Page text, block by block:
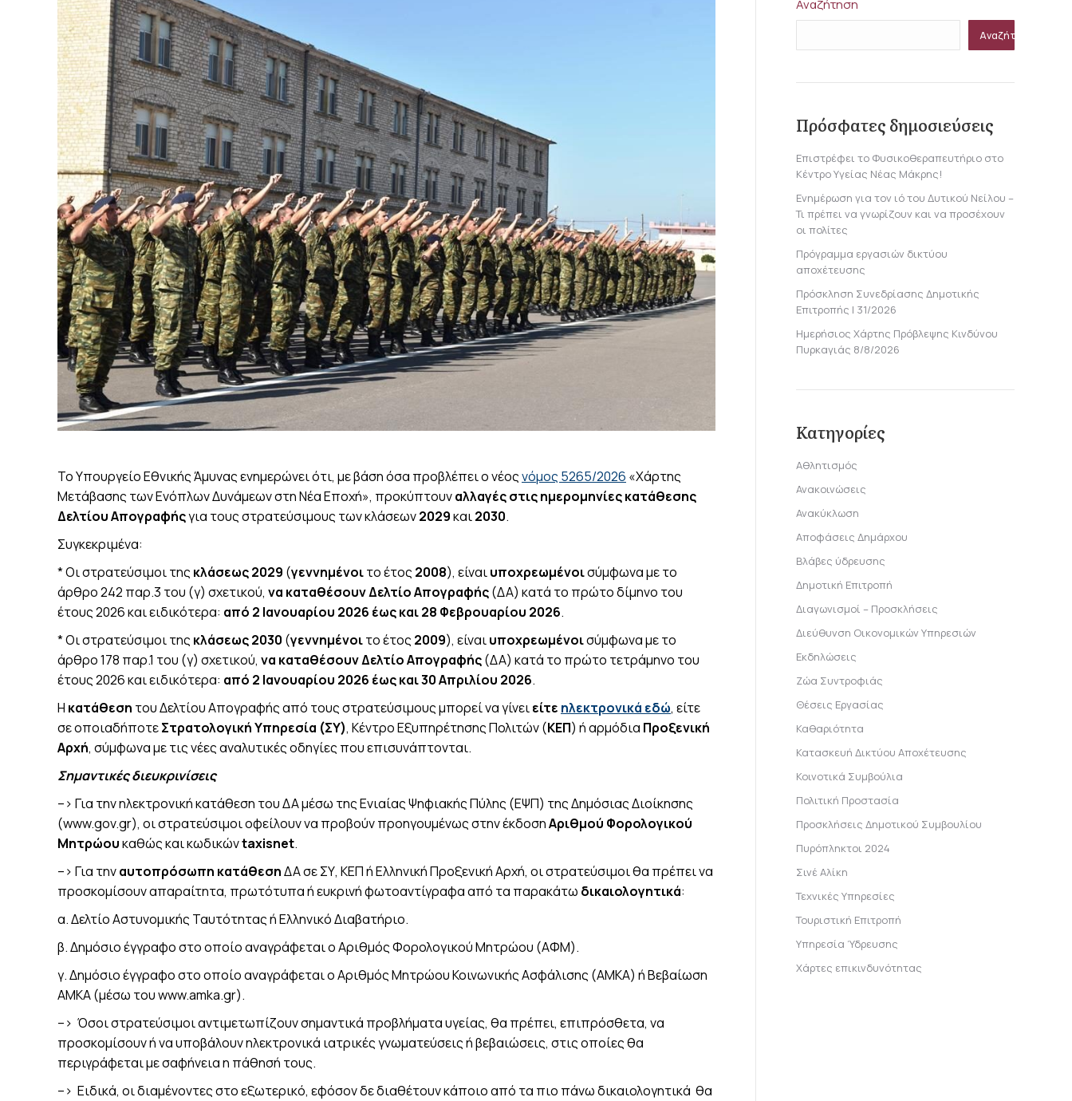
Το Υπουργείο Εθνικής Άμυνας ενημερώνει ότι, με βάση όσα προβλέπει ο νέοςνόμος 5265/2026 «Χάρτης
Μετάβασης των Ενόπλων Δυνάμεων στη Νέα Εποχή», προκύπτουναλλαγές στις ημερομηνίες κατάθεσης
Δελτίου Απογραφήςγια τους στρατεύσιμους των κλάσεων2029και2030.
Συγκεκριμένα:
* Οι στρατεύσιμοι της κλάσεως 2029 (γεννημένοιτο έτος 2008), είναιυποχρεωμένοισύμφωνα με το
άρθρο 242 παρ.3 του (γ) σχετικού, να καταθέσουν Δελτίο Απογραφής(ΔΑ) κατά το πρώτο δίμηνο του
έτους 2026 και ειδικότερα: από 2 Ιανουαρίου 2026 έως και 28 Φεβρουαρίου 2026.
* Οι στρατεύσιμοι της κλάσεως 2030 (γεννημένοιτο έτος 2009), είναιυποχρεωμένοισύμφωνα με το
άρθρο 178 παρ.1 του (γ) σχετικού, να καταθέσουν Δελτίο Απογραφής(ΔΑ) κατά το πρώτο τετράμηνο του
έτους 2026 και ειδικότερα: από 2 Ιανουαρίου 2026 έως και 30 Απριλίου 2026.
Η κατάθεση του Δελτίου Απογραφής από τους στρατεύσιμους μπορεί να γίνειείτε ηλεκτρονικά εδώ, είτε
σε οποιαδήποτεΣτρατολογική Υπηρεσία (ΣΥ), Κέντρο Εξυπηρέτησης Πολιτών (ΚΕΠ) ή αρμόδια Προξενική
Αρχή, σύμφωνα με τις νέες αναλυτικές οδηγίες που επισυνάπτονται.
Σημαντικές διευκρινίσεις
–> Για την ηλεκτρονική κατάθεση του ΔΑ μέσω της Ενιαίας Ψηφιακής Πύλης (ΕΨΠ) της Δημόσιας Διοίκησης
(www.gov.gr), οι στρατεύσιμοι οφείλουν να προβούν προηγουμένως στην έκδοσηΑριθμού Φορολογικού
Μητρώουκαθώς και κωδικώνtaxisnet.
–> Για τηναυτοπρόσωπη κατάθεσηΔΑ σε ΣΥ, ΚΕΠ ή Ελληνική Προξενική Αρχή, οι στρατεύσιμοι θα πρέπει να
προσκομίσουν απαραίτητα, πρωτότυπα ή ευκρινή φωτοαντίγραφα από τα παρακάτω δικαιολογητικά:
α. Δελτίο Αστυνομικής Ταυτότητας ή Ελληνικό Διαβατήριο.
β. Δημόσιο έγγραφο στο οποίο αναγράφεται ο Αριθμός Φορολογικού Μητρώου (ΑΦΜ).
γ. Δημόσιο έγγραφο στο οποίο αναγράφεται ο Αριθμός Μητρώου Κοινωνικής Ασφάλισης (ΑΜΚΑ) ή Βεβαίωση
ΑΜΚΑ (μέσω του www.amka.gr).
–> Όσοι στρατεύσιμοι αντιμετωπίζουν σημαντικά προβλήματα υγείας, θα πρέπει, επιπρόσθετα, να
προσκομίσουν ή να υποβάλουν ηλεκτρονικά ιατρικές γνωματεύσεις ή βεβαιώσεις, στις οποίες θα
περιγράφεται με σαφήνεια η πάθησή τους.
–> Ειδικά, οι διαμένοντες στο εξωτερικό, εφόσον δε διαθέτουν κάποιο από τα πιο πάνω δικαιολογητικά θα
Αναζήτηση
Αναζήτηση
Πρόσφατες δημοσιεύσεις
Επιστρέφει το Φυσικοθεραπευτήριο στο
Κέντρο Υγείας Νέας Μάκρης!
Ενημέρωση για τον ιό του Δυτικού Νείλου –
Τι πρέπει να γνωρίζουν και να προσέχουν
οι πολίτες
Πρόγραμμα εργασιών δικτύου
αποχέτευσης
Πρόσκληση Συνεδρίασης Δημοτικής
Επιτροπής | 31/2026
Ημερήσιος Χάρτης Πρόβλεψης Κινδύνου
Πυρκαγιάς 8/8/2026
Κατηγορίες
Αθλητισμός
Ανακοινώσεις
Ανακύκλωση
Αποφάσεις Δημάρχου
Βλάβες ύδρευσης
Δημοτική Επιτροπή
Διαγωνισμοί – Προσκλήσεις
Διεύθυνση Οικονομικών Υπηρεσιών
Εκδηλώσεις
Ζώα Συντροφιάς
Θέσεις Εργασίας
Καθαριότητα
Κατασκευή Δικτύου Αποχέτευσης
Κοινοτικά Συμβούλια
Πολιτική Προστασία
Προσκλήσεις Δημοτικού Συμβουλίου
Πυρόπληκτοι 2024
Σινέ Αλίκη
Τεχνικές Υπηρεσίες
Τουριστική Επιτροπή
Υπηρεσία Ύδρευσης
Χάρτες επικινδυνότητας